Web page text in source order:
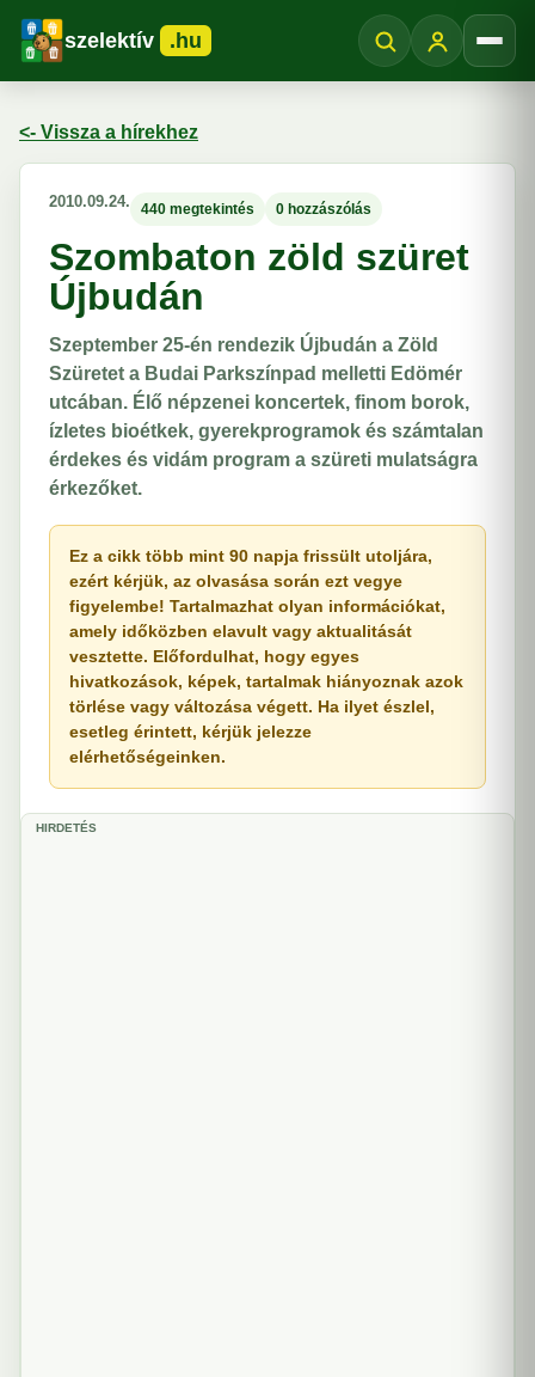
szelektív .hu
<- Vissza a hírekhez
2010.09.24. 440 megtekintés 0 hozzászólás
Szombaton zöld szüret
Újbudán
Szeptember 25-én rendezik Újbudán a Zöld
Szüretet a Budai Parkszínpad melletti Edömér
utcában. Élő népzenei koncertek, finom borok,
ízletes bioétkek, gyerekprogramok és számtalan
érdekes és vidám program a szüreti mulatságra
érkezőket.
Ez a cikk több mint 90 napja frissült utoljára,
ezért kérjük, az olvasása során ezt vegye
figyelembe! Tartalmazhat olyan információkat,
amely időközben elavult vagy aktualitását
vesztette. Előfordulhat, hogy egyes
hivatkozások, képek, tartalmak hiányoznak azok
törlése vagy változása végett. Ha ilyet észlel,
esetleg érintett, kérjük jelezze
elérhetőségeinken.
HIRDETÉS